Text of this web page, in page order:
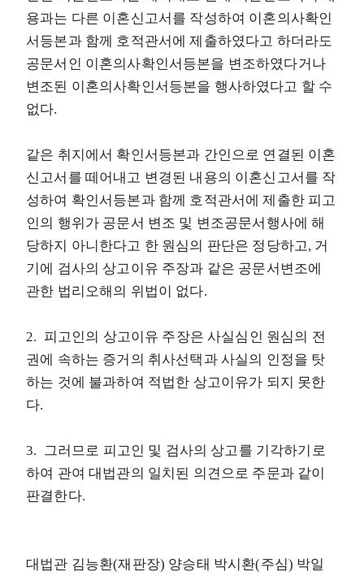
용과는 다른 이혼신고서를 작성하여 이혼의사확인
서등본과 함께 호적관서에 제출하였다고 하더라도
공문서인 이혼의사확인서등본을 변조하였다거나
변조된 이혼의사확인서등본을 행사하였다고 할 수
없다.
같은 취지에서 확인서등본과 간인으로 연결된 이혼
신고서를 떼어내고 변경된 내용의 이혼신고서를 작
성하여 확인서등본과 함께 호적관서에 제출한 피고
인의 행위가 공문서 변조 및 변조공문서행사에 해
당하지 아니한다고 한 원심의 판단은 정당하고, 거
기에 검사의 상고이유 주장과 같은 공문서변조에
관한 법리오해의 위법이 없다.
2. 피고인의 상고이유 주장은 사실심인 원심의 전
권에 속하는 증거의 취사선택과 사실의 인정을 탓
하는 것에 불과하여 적법한 상고이유가 되지 못한
다.
3. 그러므로 피고인 및 검사의 상고를 기각하기로
하여 관여 대법관의 일치된 의견으로 주문과 같이
판결한다.
대법관 김능환(재판장) 양승태 박시환(주심) 박일